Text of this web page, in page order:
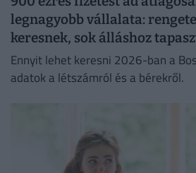
legnagyobb vállalata:
keresnek, sok álláshoz
Ennyit lehet keresni 2026-ban a
adatok a létszámról és a bérekről.